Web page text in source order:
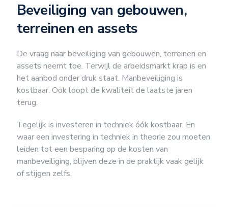
Beveiliging van gebouwen,
terreinen en assets
De vraag naar beveiliging van gebouwen, terreinen en
assets neemt toe. Terwijl de arbeidsmarkt krap is en
het aanbod onder druk staat. Manbeveiliging is
kostbaar. Ook loopt de kwaliteit de laatste jaren
terug.
Tegelijk is investeren in techniek óók kostbaar. En
waar een investering in techniek in theorie zou moeten
leiden tot een besparing op de kosten van
manbeveiliging, blijven deze in de praktijk vaak gelijk
of stijgen zelfs.